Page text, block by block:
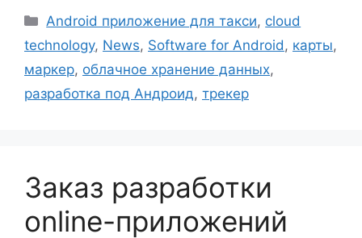
Рубрики
Android приложение для такси, cloud
technology, News, Software for Android, карты,
маркер, облачное хранение данных,
разработка под Андроид, трекер
Заказ разработки
online-приложений